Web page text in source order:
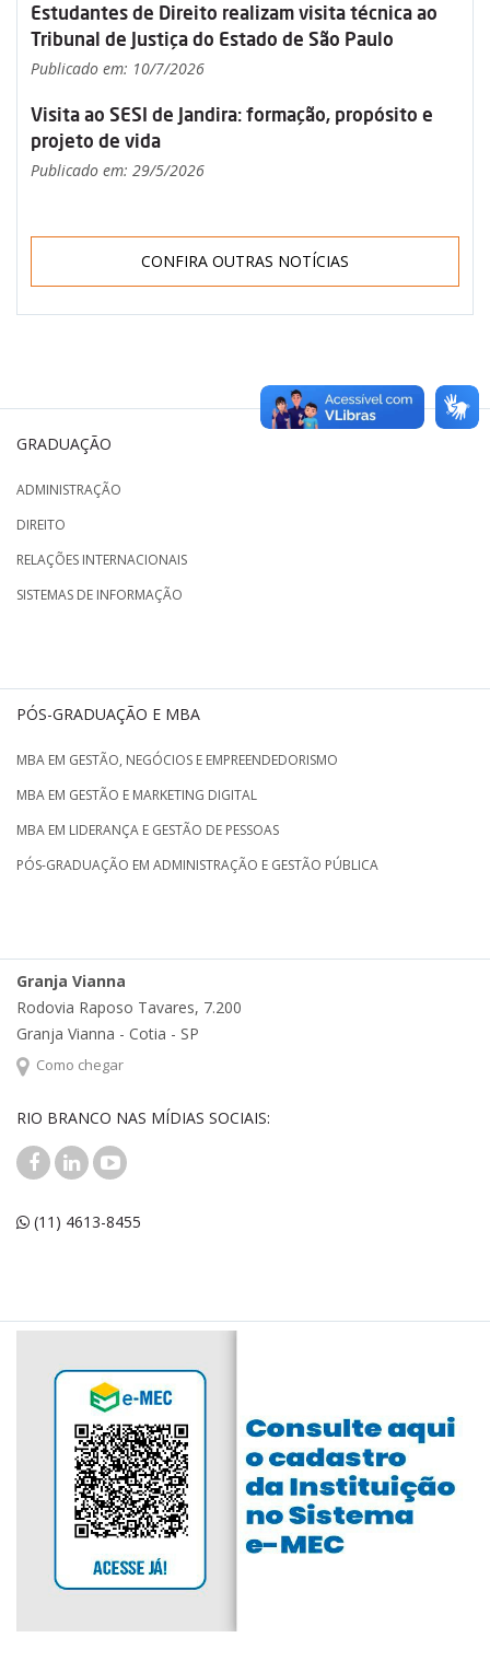
Estudantes de Direito realizam visita técnica ao
Tribunal de Justiça do Estado de São Paulo
Publicado em: 10/7/2026
Visita ao SESI de Jandira: formação, propósito e
projeto de vida
Publicado em: 29/5/2026
CONFIRA OUTRAS NOTÍCIAS
GRADUAÇÃO
ADMINISTRAÇÃO
DIREITO
RELAÇÕES INTERNACIONAIS
SISTEMAS DE INFORMAÇÃO
PÓS-GRADUAÇÃO E MBA
MBA EM GESTÃO, NEGÓCIOS E EMPREENDEDORISMO
MBA EM GESTÃO E MARKETING DIGITAL
MBA EM LIDERANÇA E GESTÃO DE PESSOAS
PÓS-GRADUAÇÃO EM ADMINISTRAÇÃO E GESTÃO PÚBLICA
Granja Vianna
Rodovia Raposo Tavares, 7.200
Granja Vianna - Cotia - SP
Como chegar
RIO BRANCO NAS MÍDIAS SOCIAIS:
(11) 4613-8455